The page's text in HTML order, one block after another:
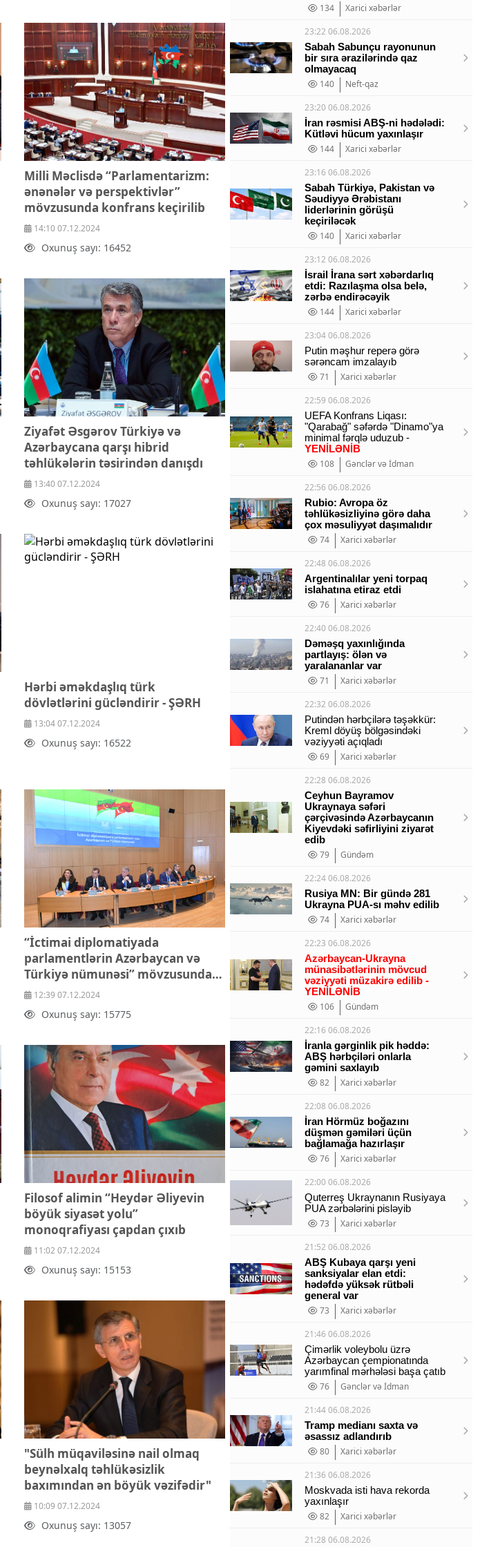
Milli Məclisdə “Parlamentarizm:
ənənələr və perspektivlər”
mövzusunda konfrans keçirilib
14:10 07.12.2024
Oxunuş sayı: 16452
Ziyafət Əsgərov Türkiyə və
Azərbaycana qarşı hibrid
təhlükələrin təsirindən danışdı
13:40 07.12.2024
Oxunuş sayı: 17027
Hərbi əməkdaşlıq türk
dövlətlərini gücləndirir - ŞƏRH
13:04 07.12.2024
Oxunuş sayı: 16522
“İctimai diplomatiyada
parlamentlərin Azərbaycan və
Türkiyə nümunəsi” mövzusunda
dəyirmi masa keçirilib
12:39 07.12.2024
Oxunuş sayı: 15775
Filosof alimin “Heydər Əliyevin
böyük siyasət yolu”
monoqrafiyası çapdan çıxıb
11:02 07.12.2024
Oxunuş sayı: 15153
"Sülh müqaviləsinə nail olmaq
beynəlxalq təhlükəsizlik
baxımından ən böyük vəzifədir"
10:09 07.12.2024
Oxunuş sayı: 13057
134
Xarici xəbərlər
23:22 06.08.2026
Sabah Sabunçu rayonunun
bir sıra ərazilərində qaz
olmayacaq
140
Neft-qaz
23:20 06.08.2026
İran rəsmisi ABŞ-ni hədələdi:
Kütləvi hücum yaxınlaşır
144
Xarici xəbərlər
23:16 06.08.2026
Sabah Türkiyə, Pakistan və
Səudiyyə Ərəbistanı
liderlərinin görüşü
keçiriləcək
140
Xarici xəbərlər
23:12 06.08.2026
İsrail İrana sərt xəbərdarlıq
etdi: Razılaşma olsa belə,
zərbə endirəcəyik
144
Xarici xəbərlər
23:04 06.08.2026
Putin məşhur reperə görə
sərəncam imzalayıb
71
Xarici xəbərlər
22:59 06.08.2026
UEFA Konfrans Liqası:
"Qarabağ" səfərdə "Dinamo"ya
minimal fərqlə uduzub -
YENİLƏNİB
108
Gənclər və İdman
22:56 06.08.2026
Rubio: Avropa öz
təhlükəsizliyinə görə daha
çox məsuliyyət daşımalıdır
74
Xarici xəbərlər
22:48 06.08.2026
Argentinalılar yeni torpaq
islahatına etiraz etdi
76
Xarici xəbərlər
22:40 06.08.2026
Dəməşq yaxınlığında
partlayış: ölən və
yaralananlar var
71
Xarici xəbərlər
22:32 06.08.2026
Putindən hərbçilərə təşəkkür:
Kreml döyüş bölgəsindəki
vəziyyəti açıqladı
69
Xarici xəbərlər
22:28 06.08.2026
Ceyhun Bayramov
Ukraynaya səfəri
çərçivəsində Azərbaycanın
Kiyevdəki səfirliyini ziyarət
edib
79
Gündəm
22:24 06.08.2026
Rusiya MN: Bir gündə 281
Ukrayna PUA-sı məhv edilib
74
Xarici xəbərlər
22:23 06.08.2026
Azərbaycan-Ukrayna
münasibətlərinin mövcud
vəziyyəti müzakirə edilib -
YENİLƏNİB
106
Gündəm
22:16 06.08.2026
İranla gərginlik pik həddə:
ABŞ hərbçiləri onlarla
gəmini saxlayıb
82
Xarici xəbərlər
22:08 06.08.2026
İran Hörmüz boğazını
düşmən gəmiləri üçün
bağlamağa hazırlaşır
76
Xarici xəbərlər
22:00 06.08.2026
Quterreş Ukraynanın Rusiyaya
PUA zərbələrini pisləyib
73
Xarici xəbərlər
21:52 06.08.2026
ABŞ Kubaya qarşı yeni
sanksiyalar elan etdi:
hədəfdə yüksək rütbəli
general var
73
Xarici xəbərlər
21:46 06.08.2026
Çimərlik voleybolu üzrə
Azərbaycan çempionatında
yarımfinal mərhələsi başa çatıb
76
Gənclər və İdman
21:44 06.08.2026
Tramp medianı saxta və
əsassız adlandırıb
80
Xarici xəbərlər
21:36 06.08.2026
Moskvada isti hava rekorda
yaxınlaşır
82
Xarici xəbərlər
21:28 06.08.2026